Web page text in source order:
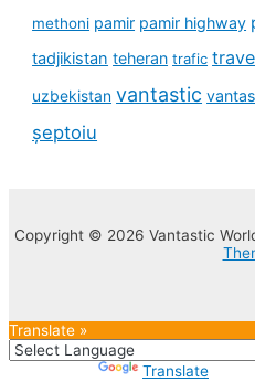
methoni pamir pamir highway
tadjikistan teheran trafic
uzbekistan vantastic
șeptoiu
Copyright © 2026 Vantastic
Translate »
Translate